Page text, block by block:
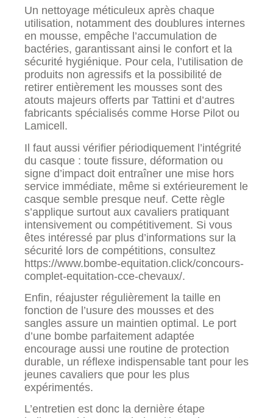
Un nettoyage méticuleux après chaque
utilisation, notamment des doublures internes
en mousse, empêche l’accumulation de
bactéries, garantissant ainsi le confort et la
sécurité hygiénique. Pour cela, l’utilisation de
produits non agressifs et la possibilité de
retirer entièrement les mousses sont des
atouts majeurs offerts par Tattini et d’autres
fabricants spécialisés comme Horse Pilot ou
Lamicell.
Il faut aussi vérifier périodiquement l’intégrité
du casque : toute fissure, déformation ou
signe d’impact doit entraîner une mise hors
service immédiate, même si extérieurement le
casque semble presque neuf. Cette règle
s’applique surtout aux cavaliers pratiquant
intensivement ou compétitivement. Si vous
êtes intéressé par plus d’informations sur la
sécurité lors de compétitions, consultez
https://www.bombe-equitation.click/concours-
complet-equitation-cce-chevaux/.
Enfin, réajuster régulièrement la taille en
fonction de l’usure des mousses et des
sangles assure un maintien optimal. Le port
d’une bombe parfaitement adaptée
encourage aussi une routine de protection
durable, un réflexe indispensable tant pour les
jeunes cavaliers que pour les plus
expérimentés.
L’entretien est donc la dernière étape